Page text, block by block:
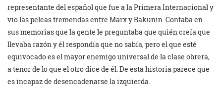
representante del español que fue a la Primera Internacional y
vio las peleas tremendas entre Marx y Bakunin. Contaba en
sus memorias que la gente le preguntaba que quién creía que
llevaba razón y él respondía que no sabía, pero el que esté
equivocado es el mayor enemigo universal de la clase obrera,
a tenor de lo que el otro dice de él. De esta historia parece que
es incapaz de desencadenarse la izquierda.